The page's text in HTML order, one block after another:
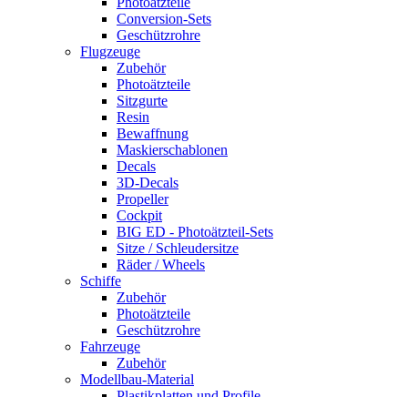
Conversion-Sets
Geschützrohre
Flugzeuge
Zubehör
Photoätzteile
Sitzgurte
Resin
Bewaffnung
Maskierschablonen
Decals
3D-Decals
Propeller
Cockpit
BIG ED - Photoätzteil-Sets
Sitze / Schleudersitze
Räder / Wheels
Schiffe
Zubehör
Photoätzteile
Geschützrohre
Fahrzeuge
Zubehör
Modellbau-Material